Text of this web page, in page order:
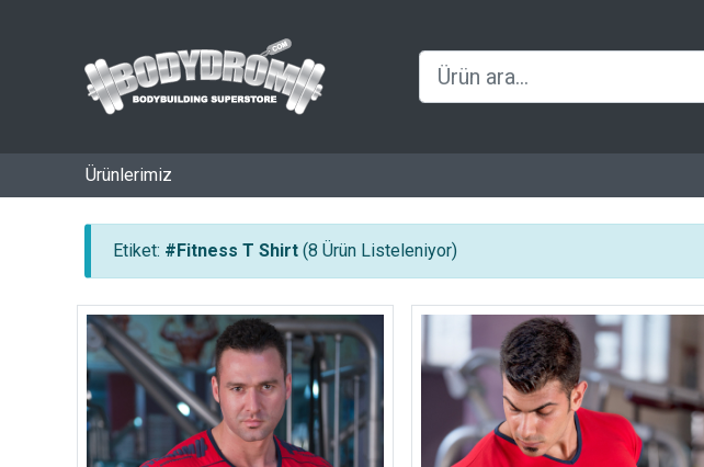
Ürünlerimiz
Etiket: #Fitness T Shirt (8 Ürün Listeleniyor)